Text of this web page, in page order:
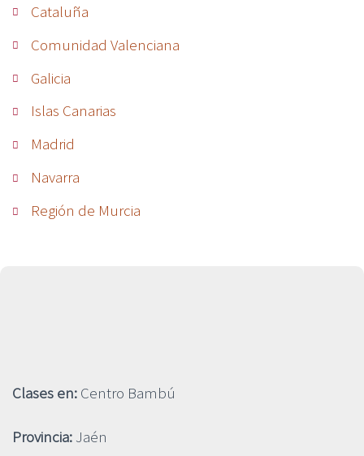
Cataluña
Comunidad Valenciana
Galicia
Islas Canarias
Madrid
Navarra
Región de Murcia
Clases en: Centro Bambú
Provincia: Jaén